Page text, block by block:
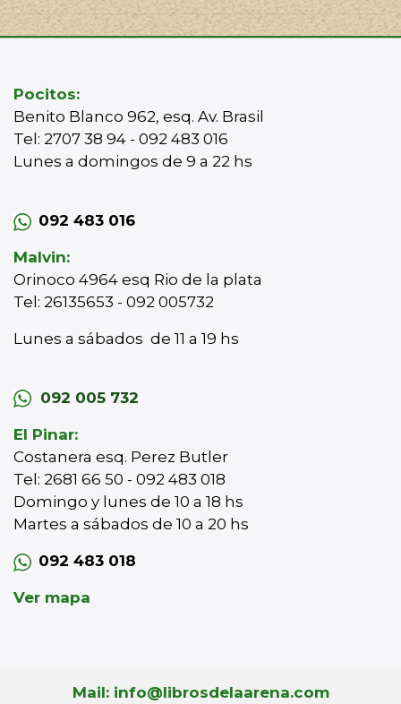
Pocitos:
Benito Blanco 962, esq. Av. Brasil
Tel: 2707 38 94 - 092 483 016
Lunes a domingos de 9 a 22 hs
092 483 016
Malvin:
Orinoco 4964 esq Rio de la plata
Tel: 26135653 - 092 005732
Lunes a sábados de 11 a 19 hs
092 005 732
El Pinar:
Costanera esq. Perez Butler
Tel: 2681 66 50 - 092 483 018
Domingo y lunes de 10 a 18 hs
Martes a sábados de 10 a 20 hs
092 483 018
Ver mapa
Mail: info@librosdelaarena.com